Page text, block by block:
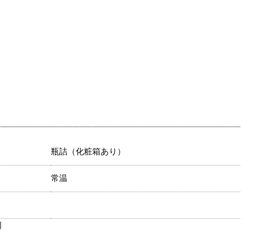
瓶詰（化粧箱あり）
常温